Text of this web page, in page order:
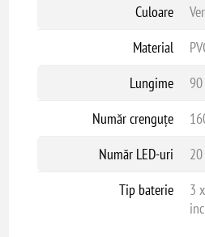
Culoare
Material
Lungime
Număr crenguțe
Număr LED-uri
20
Tip baterie
3